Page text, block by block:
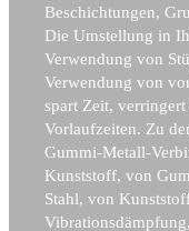
Beschichtungen,
Die Umstellung in
Verwendung von
Verwendung von
spart Zeit,
Vorlaufzeiten. Zu
Gummi-Metall-
Kunststoff, von
Stahl, von